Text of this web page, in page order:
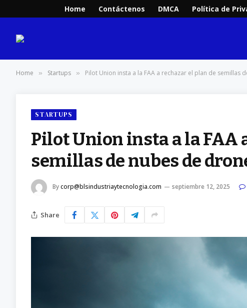
Home Contáctenos DMCA Política de
Home » Startups » Pilot Union insta a la FAA a rechazar el plan de semillas
STARTUPS
Pilot Union insta a la FAA
semillas de nubes de
Bycorp@blsindustriaytecnologia.com septiembre 12, 2025
Share